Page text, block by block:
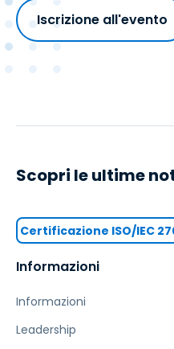
Iscrizione all'evento
Informazioni
Informazioni
Leadership
Scopri le ultime
Certificazione ISO/IEC